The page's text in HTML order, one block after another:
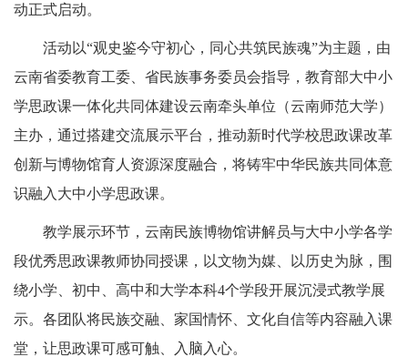
动正式启动。
活动以“观史鉴今守初心，同心共筑民族魂”为主题，由
云南省委教育工委、省民族事务委员会指导，教育部大中小
学思政课一体化共同体建设云南牵头单位（云南师范大学）
主办，通过搭建交流展示平台，推动新时代学校思政课改革
创新与博物馆育人资源深度融合，将铸牢中华民族共同体意
识融入大中小学思政课。
教学展示环节，云南民族博物馆讲解员与大中小学各学
段优秀思政课教师协同授课，以文物为媒、以历史为脉，围
绕小学、初中、高中和大学本科4个学段开展沉浸式教学展
示。各团队将民族交融、家国情怀、文化自信等内容融入课
堂，让思政课可感可触、入脑入心。